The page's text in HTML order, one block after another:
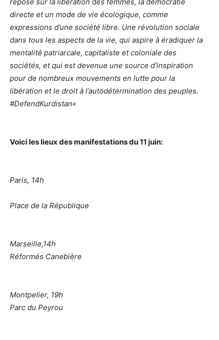
directe et un mode de vie écologique, comme
expressions d’une société libre. Une révolution sociale
dans tous les aspects de la vie, qui aspire à éradiquer la
mentalité patriarcale, capitaliste et coloniale des
sociétés, et qui est devenue une source d’inspiration
pour de nombreux mouvements en lutte pour la
libération et le droit à l’autodétermination des peuples.
#DefendKurdistan«
Voici les lieux des manifestations du 11 juin:
Paris, 14h
Place de la République
Marseille,14h
Réformés Canebière
Montpelier, 19h
Parc du Peyrou